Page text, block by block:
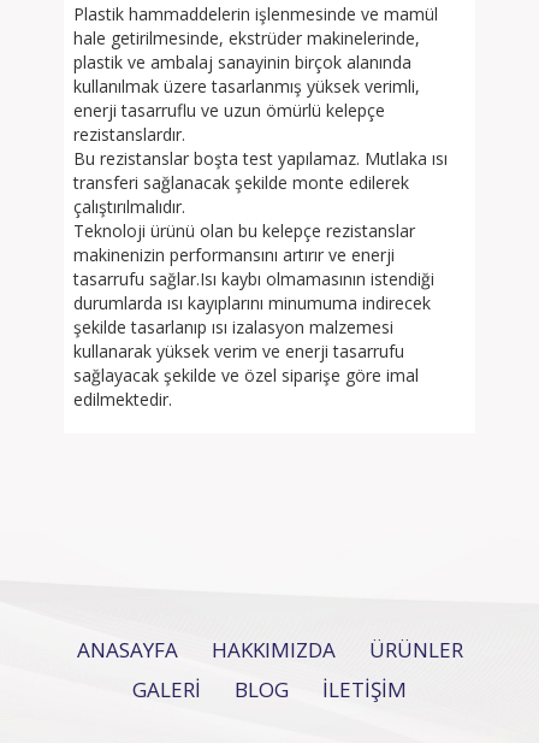
Plastik hammaddelerin işlenmesinde ve mamül
hale getirilmesinde, ekstrüder makinelerinde,
plastik ve ambalaj sanayinin birçok alanında
kullanılmak üzere tasarlanmış yüksek verimli,
enerji tasarruflu ve uzun ömürlü kelepçe
rezistanslardır.
Bu rezistanslar boşta test yapılamaz. Mutlaka ısı
transferi sağlanacak şekilde monte edilerek
çalıştırılmalıdır.
Teknoloji ürünü olan bu kelepçe rezistanslar
makinenizin performansını artırır ve enerji
tasarrufu sağlar.Isı kaybı olmamasının istendiği
durumlarda ısı kayıplarını minumuma indirecek
şekilde tasarlanıp ısı izalasyon malzemesi
kullanarak yüksek verim ve enerji tasarrufu
sağlayacak şekilde ve özel siparişe göre imal
edilmektedir.
ANASAYFA HAKKIMIZDA
ÜRÜNLER
GALERİ
BLOG İLETİŞİM